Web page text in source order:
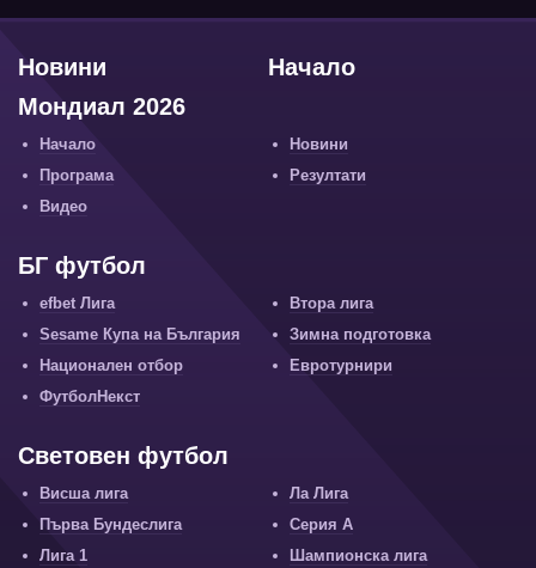
Начало
Новини
Мондиал 2026
Начало
Новини
Програма
Резултати
Видео
БГ футбол
efbet Лига
Втора лига
Sesame Купа на България
Зимна подготовка
Национален отбор
Евротурнири
ФутболНекст
Световен футбол
Висша лига
Ла Лига
Първа Бундеслига
Серия А
Лига 1
Шампионска лига